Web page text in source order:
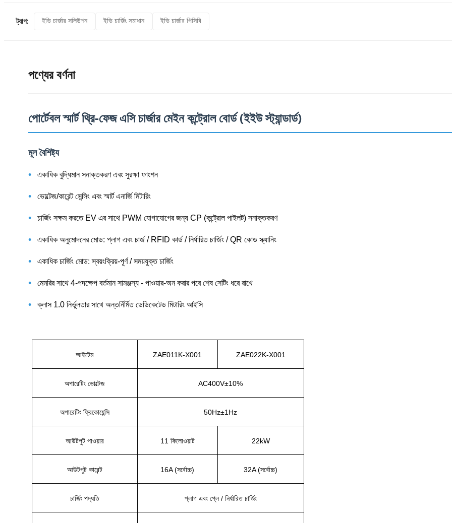
ট্যাগ: ইভি চার্জার সলিউশন ইভি চার্জিং সমাধান ইভি চার্জার পিসিবি
পণ্যের বর্ণনা
পোর্টেবল স্মার্ট থ্রি-ফেজ এসি চার্জার মেইন কন্ট্রোল বোর্ড (ইইউ স্ট্যান্ডার্ড)
মূল বৈশিষ্ট্য
• একাধিক বুদ্ধিমান সনাক্তকরণ এবং সুরক্ষা ফাংশন
• ভোল্টেজ/কারেন্ট সেন্সিং এবং স্মার্ট এনার্জি মিটারিং
• চার্জিং সক্ষম করতে EV এর সাথে PWM যোগাযোগের জন্য CP (কন্ট্রোল পাইলট) সনাক্তকরণ
• একাধিক অনুমোদনের মোড: প্লাগ এবং চার্জ / RFID কার্ড / নির্ধারিত চার্জিং / QR কোড স্ক্যানিং
• একাধিক চার্জিং মোড: স্বয়ংক্রিয়-পূর্ণ / সময়যুক্ত চার্জিং
• মেমরির সাথে 4-পদক্ষেপ বর্তমান সামঞ্জস্য - পাওয়ার-অন করার পরে শেষ সেটিং ধরে রাখে
• ক্লাস 1.0 নির্ভুলতার সাথে অন্তর্নির্মিত ডেডিকেটেড মিটারিং আইসি
আইটেম ZAE011K-X001 ZAE022K-X001
অপারেটিং ভোল্টেজ AC400V±10%
অপারেটিং ফ্রিকোয়েন্সি 50Hz±1Hz
আউটপুট পাওয়ার 11 কিলোওয়াট 22kW
আউটপুট কারেন্ট 16A (সর্বোচ্চ) 32A (সর্বোচ্চ)
চার্জিং পদ্ধতি প্লাগ এবং প্লে / নির্ধারিত চার্জিং